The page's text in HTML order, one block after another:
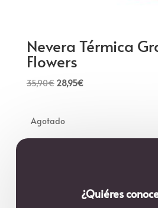
Nevera Térmica
Flowers
35,90€ El
era:
35,90€.
28,95€El
28,95€.
¿Quiéres